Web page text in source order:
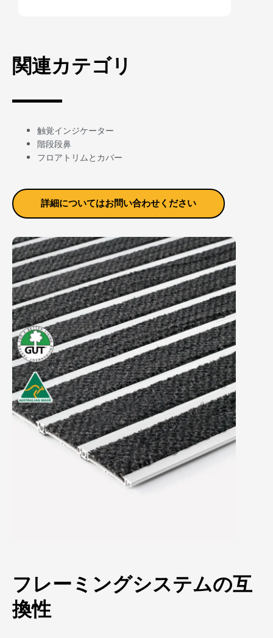
関連カテゴリ
触覚インジケーター
階段段鼻
フロアトリムとカバー
詳細についてはお問い合わせください
フレーミングシステムの互
換性